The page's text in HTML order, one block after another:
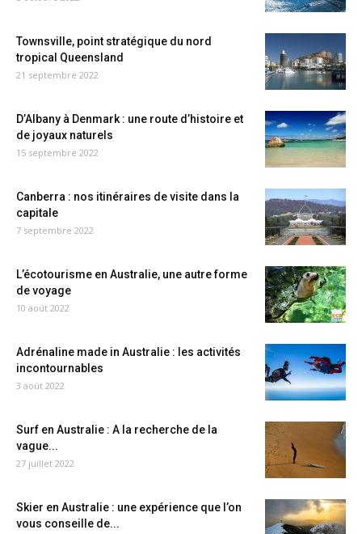
Townsville, point stratégique du nord
tropical Queensland
21 septembre 2022
D’Albany à Denmark : une route d’histoire et
de joyaux naturels
15 septembre 2022
Canberra : nos itinéraires de visite dans la
capitale
7 septembre 2022
L’écotourisme en Australie, une autre forme
de voyage
10 août 2022
Adrénaline made in Australie : les activités
incontournables
3 août 2022
Surf en Australie : A la recherche de la
vague...
27 juillet 2022
Skier en Australie : une expérience que l’on
vous conseille de...